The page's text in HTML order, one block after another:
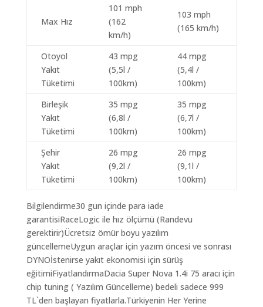
Max Hız
101 mph
(162
km/h)
103 mph
(165 km/h)
Otoyol
Yakıt
Tüketimi
43 mpg
(5,5l /
100km)
44 mpg
(5,4l /
100km)
Birleşik
Yakıt
Tüketimi
35 mpg
(6,8l /
100km)
35 mpg
(6,7l /
100km)
Şehir
Yakıt
Tüketimi
26 mpg
(9,2l /
100km)
26 mpg
(9,1l /
100km)
Bilgilendirme30 gun içinde para iade
garantisiRaceLogic ile hız ölçümü (Randevu
gerektirir)Ücretsiz ömür boyu yazılım
güncellemeUygun araçlar için yazım öncesi ve sonrası
DYNOİstenirse yakıt ekonomisi için sürüş
eğitimiFiyatlandırmaDacia Super Nova 1.4i 75 aracı için
chip tuning ( Yazılım Güncelleme) bedeli sadece 999
TL`den başlayan fiyatlarla.Türkiyenin Her Yerine